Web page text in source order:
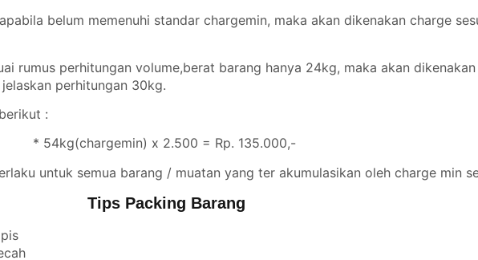
belum memenuhi standar chargemin, maka akan dikenakan charge
rumus perhitungan volume,berat barang hanya 24kg, maka akan
perhitungan 30kg.
:
* 54kg(chargemin) x 2.500 = Rp. 135.000,-
untuk semua barang / muatan yang ter akumulasikan oleh charge min
Tips Packing Barang